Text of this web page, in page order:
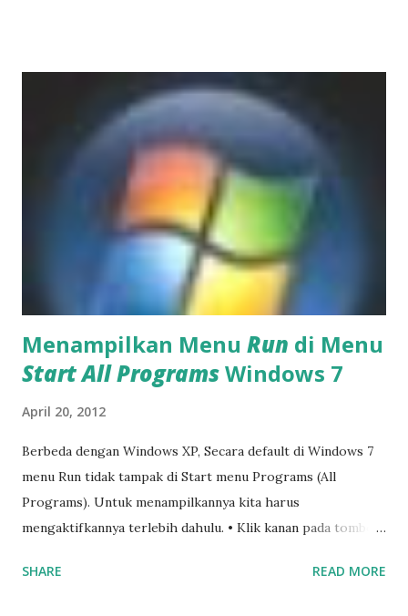
Menampilkan Menu Run di Menu
Start All ProgramsWindows 7
April 20, 2012
Berbeda dengan Windows XP, Secara default di Windows 7
menu Run tidak tampak di Start menu Programs (All
Programs). Untuk menampilkannya kita harus
mengaktifkannya terlebih dahulu. • Klik kanan pada tombol
Taskbar and Start Menu properties • Pada tab Start Menu ,
SHARE READ MORE